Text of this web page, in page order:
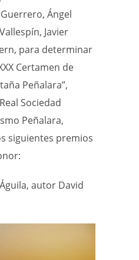
Ángel
Javier
para determinar
Certamen de
Peñalara”,
Sociedad
Peñalara,
siguientes premios
autor David